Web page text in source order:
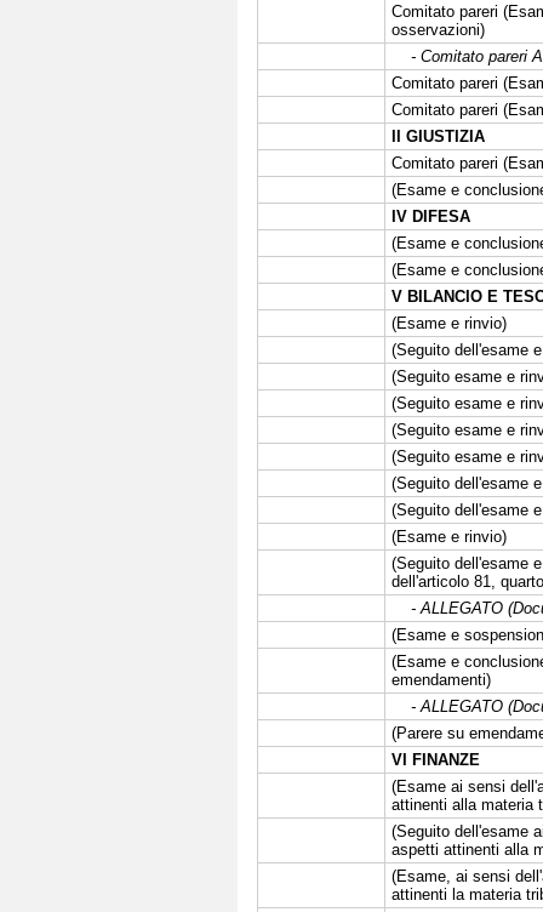
Comitato pareri
osservazioni)
- Comitato pareri
Comitato pareri
Comitato pareri
II GIUSTIZIA
Comitato pareri
(Esame e
IV DIFESA
(Esame e
(Esame e
V BILANCIO E
(Esame e rinvio)
(Seguito dell'esame
(Seguito esame e
(Seguito esame e
(Seguito esame e
(Seguito esame e
(Seguito dell'esame
(Seguito dell'esame
(Esame e rinvio)
(Seguito dell'esame
dell'articolo 81,
- ALLEGATO
(Esame e
(Esame e
emendamenti)
- ALLEGATO
(Parere su
VI FINANZE
(Esame ai sensi
attinenti alla materia
(Seguito dell'esame
aspetti attinenti alla
(Esame, ai sensi
attinenti la materia